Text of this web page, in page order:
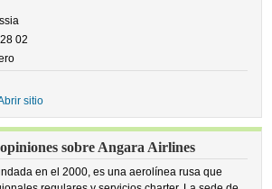
02
sitio
sobre Angara Airlines
en el 2000, es una aerolínea rusa que